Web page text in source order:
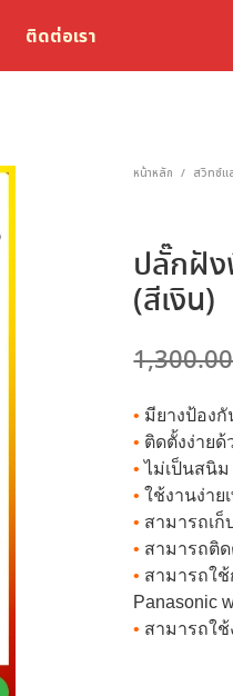
ติดต่อเรา
หน้าหลัก / สวิทซ์แ
ปลั๊กฝั
(สีเงิน)
1,300.00
• มียางป้อง
• ติดตั้งง่าย
• ไม่เป็นสนิ
• ใช้งานง่าย
• สามารถเก็
• สามารถติ
• สามารถใ
Panasonic
• สามารถใ